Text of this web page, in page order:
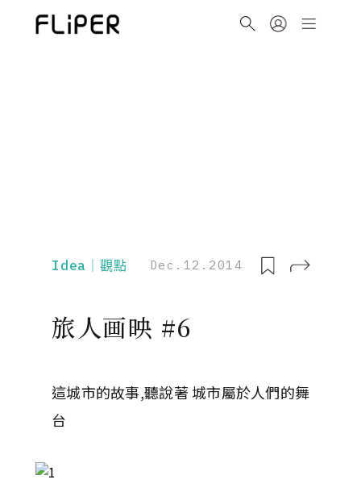
Idea｜觀點 Dec.12.2014
旅人画映 #6
這城市的故事,聽說著 城市屬於人們的舞
台